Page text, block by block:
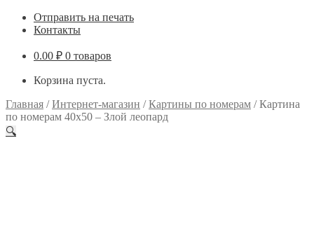
Отправить на печать
Контакты
0.00 ₽ 0 товаров
Корзина пуста.
Главная /Интернет-магазин /Картины по номерам /Картина
по номерам 40х50 – Злой леопард
🔍